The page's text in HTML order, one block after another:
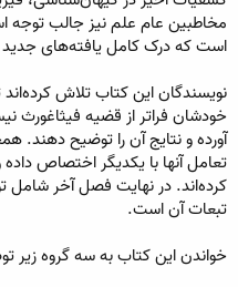
مخاطبین عام علم نیز جالب توجه
است که درک کامل یافته‌های جدید
نویسندگان این کتاب تلاش
خودشان فراتر از قضیه
آورده و نتایج آن را توضیح دهند.
تعامل آنها با یکدیگر اختصاص
کرده‌اند. در نهایت فصل آخر شامل
تبعات آن است.
خواندن این کتاب به سه گروه زیر